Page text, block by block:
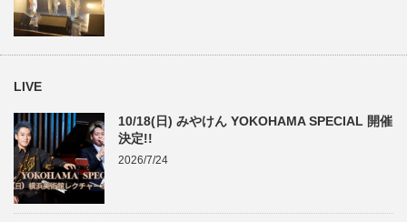
LIVE
10/18(日) みやけん YOKOHAMA SPECIAL 開催
決定!!
2026/7/24